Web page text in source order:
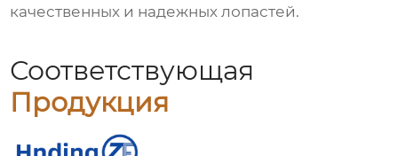
качественных и надежныхлопастей.
Соответствующая
Продукция